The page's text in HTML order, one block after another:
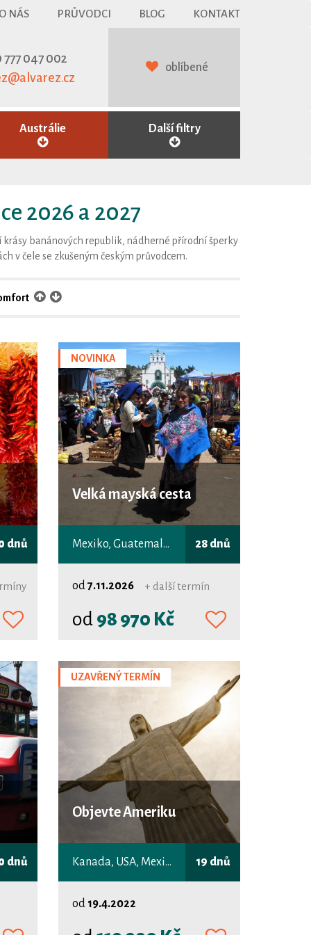
O NÁS PRŮVODCI BLOG KONTAKT
047 002
oblíbené
Austrálie Další filtry
2026 a 2027
banánových republik, nádherné přírodní šperky
v čele se zkušeným českým průvodcem.
dnů
NOVINKA
Velká mayská cesta
Mexiko, Guatemala, Honduras 28 dnů
od 7.11.2026 + další termín
od 98 970 Kč
dnů
UZAVŘENÝ TERMÍN
Objevte Ameriku
Kanada, USA, Mexiko, Panama, Peru, Chile, Argentina, Uruguay, Paraguay, Brazílie 19 dnů
od 19.4.2022